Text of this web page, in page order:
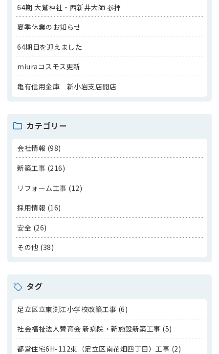
64期 大鷲神社・西新井大師 参拝
夏季休業のお知らせ
64期目を迎えました
miuraコスモス更新
亀有信用金庫 新小岩支店開店
カテゴリー
会社情報 (98)
新築工事 (216)
リフォーム工事 (12)
採用情報 (16)
安全 (26)
その他 (38)
タグ
足立区立東渕江小学校改築工事 (6)
社会福祉法人賛育会 新病院・新施設新築工事 (5)
都営住宅6H-112東（足立区南花畑四丁目）工事 (2)